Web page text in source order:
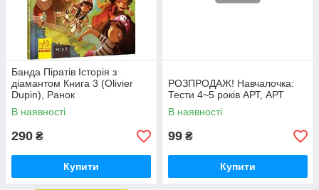
Банда Піратів Історія з
діамантом Книга 3 (Olivier
Dupin), Ранок
В наявності
290 ₴
Купити
РОЗПРОДАЖ! Навчалочка:
Тести 4~5 років АРТ, АРТ
В наявності
99 ₴
Купити